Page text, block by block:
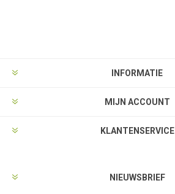
INFORMATIE
MIJN ACCOUNT
KLANTENSERVICE
NIEUWSBRIEF